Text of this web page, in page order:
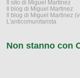
Il sito di Miguel Martinez
Il blog di Miguel Martinez
Il blog di Miguel Martinez
L'anticomunitarista
Non stanno con